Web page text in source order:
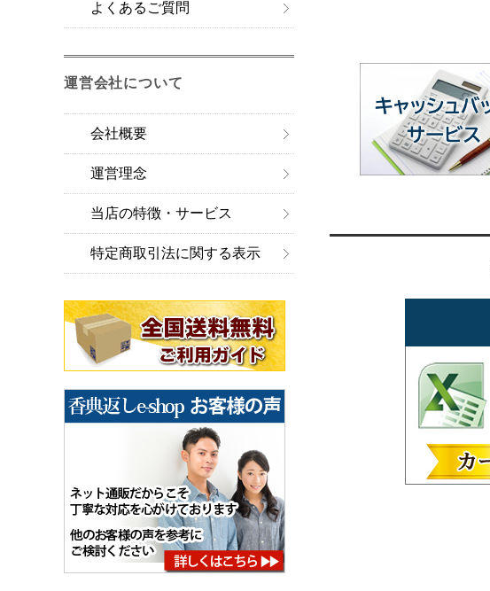
よくあるご質問
運営会社について
会社概要
運営理念
当店の特徴・サービス
特定商取引法に関する表示